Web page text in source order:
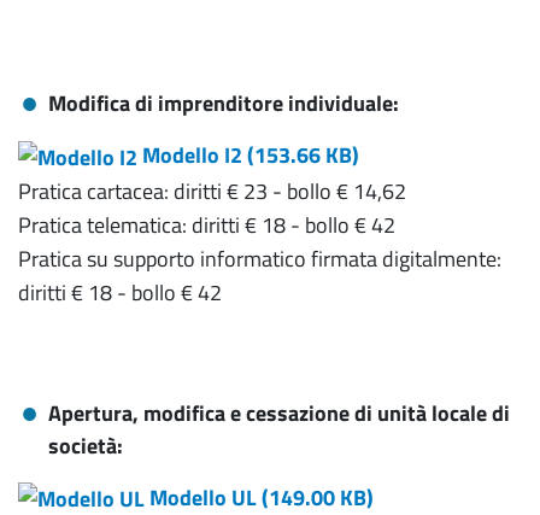
Modifica di imprenditore individuale:
Modello I2 (153.66 KB)
Pratica cartacea: diritti € 23 - bollo € 14,62
Pratica telematica: diritti € 18 - bollo € 42
Pratica su supporto informatico firmata digitalmente:
diritti € 18 - bollo € 42
Apertura, modifica e cessazione di unità locale di
società:
Modello UL (149.00 KB)